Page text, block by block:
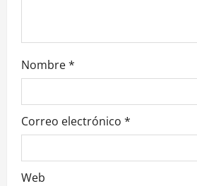
r
a
d
a
s
Nombre*
Correo electrónico *
Web